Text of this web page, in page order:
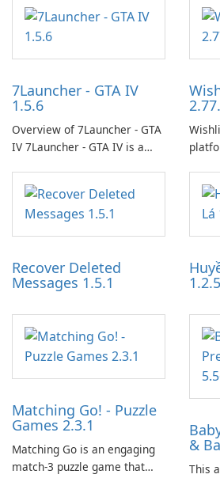
7Launcher - GTA IV
1.5.6
Overview of 7Launcher - GTA
IV 7Launcher - GTA IV is a
application designed to
optimize the gaming
experience for Grand Theft
Auto IV.
and
Recover Deleted
Messages 1.5.1 1.2.5
Matching Go! - Puzzle
Games 2.3.1
Matching Go is an engaging
match-3 puzzle game that
&
This